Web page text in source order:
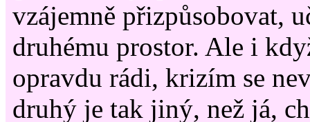
vzájemně přizpůsobovat,
druhému prostor. Ale i
opravdu rádi, krizím se
druhý je tak jiný, než já,